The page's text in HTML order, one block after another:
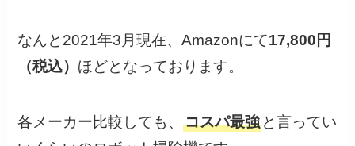
なんと2021年3月現在、Amazonにて17,800円
（税込） ほどとなっております。
各メーカー比較しても、コスパ最強 と言ってい